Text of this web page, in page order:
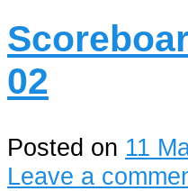
02
Posted on 11
Leave a